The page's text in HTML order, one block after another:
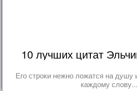
10 лучших цитат
Его строки нежно ложатся на
каждому слову...